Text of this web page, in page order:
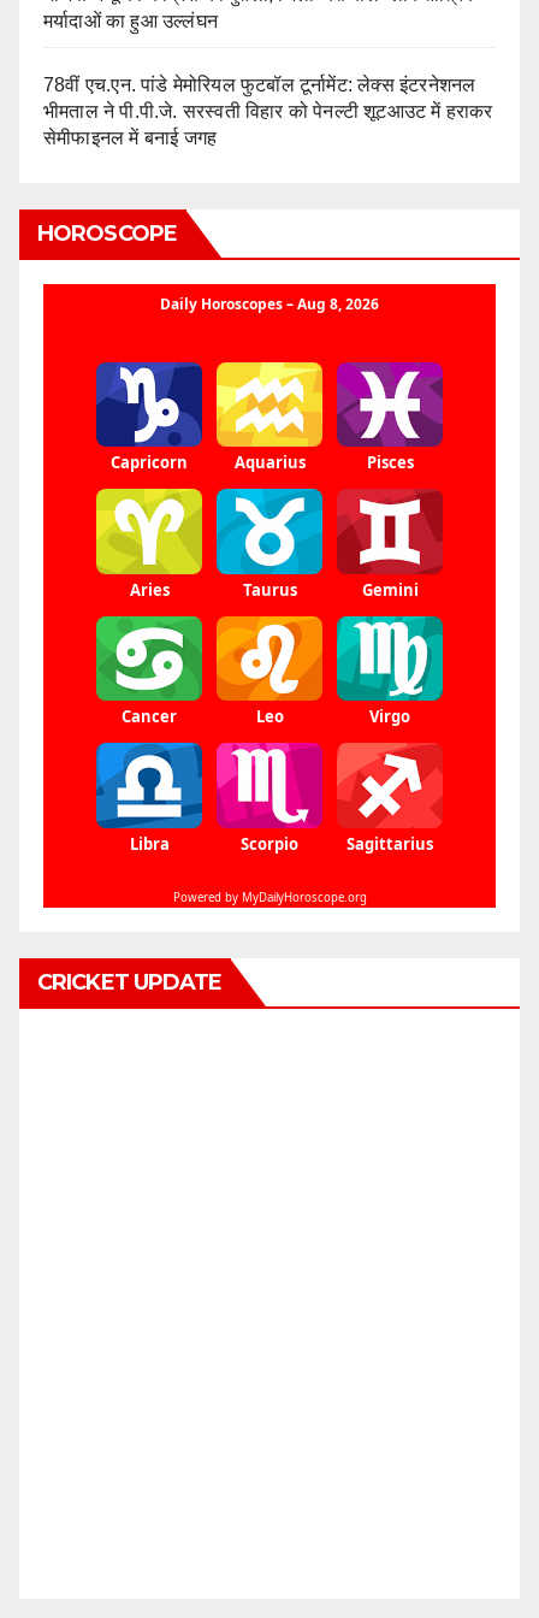
मर्यादाओं का हुआ उल्लंघन
78वीं एच.एन. पांडे मेमोरियल फुटबॉल टूर्नामेंट: लेक्स इंटरनेशनल
भीमताल ने पी.पी.जे. सरस्वती विहार को पेनल्टी शूटआउट में हराकर
सेमीफाइनल में बनाई जगह
HOROSCOPE
CRICKET UPDATE